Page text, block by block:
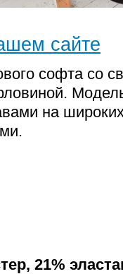
сайте
софта со
на
21%